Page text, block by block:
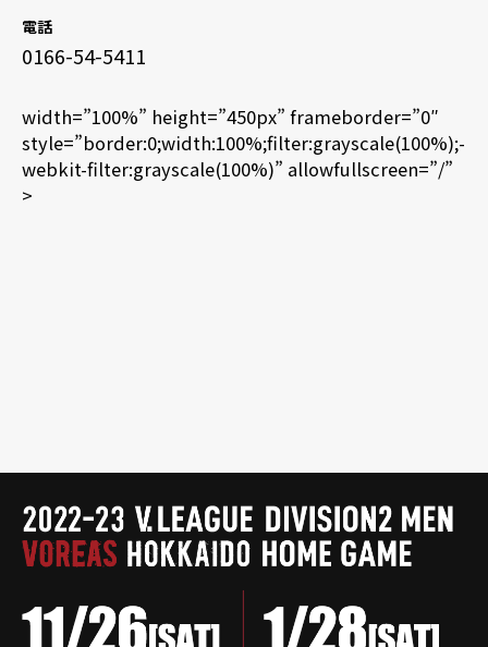
電話
0166-54-5411
width=”100%” height=”450px” frameborder=”0″
style=”border:0;width:100%;filter:grayscale(100%);-
webkit-filter:grayscale(100%)” allowfullscreen=”/”
>